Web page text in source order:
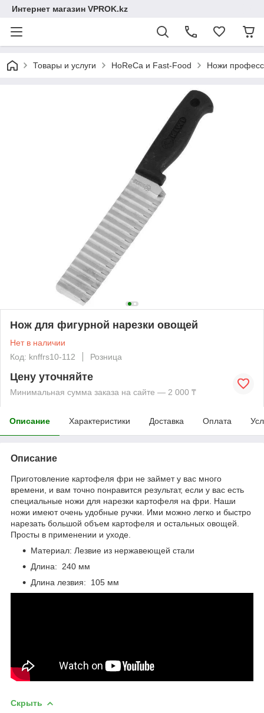
Интернет магазин VPROK.kz
Товары и услуги HoReCa и Fast-Food Ножи
Нож для фигурной нарезки овощей
Нет в наличии
Код: knffrs10-112
Розница
Цену уточняйте
Минимальная сумма заказа на сайте — 2 000 ₸
Описание Характеристики Доставка Оплата
Описание
Приготовление картофеля фри не займет у вас много
времени, и вам точно понравится результат, если у вас есть
специальные ножи для нарезки картофеля на фри. Наши
ножи имеют очень удобные ручки. Ими можно легко и быстро
нарезать большой объем картофеля и остальных овощей.
Просты в применении и уходе.
Материал: Лезвие из нержавеющей стали
Длина: 240 мм
Длина лезвия: 105 мм
Скрыть